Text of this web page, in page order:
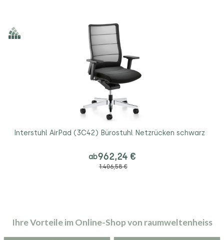
Interstuhl AirPad (3C42) Bürostuhl Netzrücken schwarz
ab962,24 €
1.406,58 €
Ihre Vorteile im Online-Shop von raumweltenheiss